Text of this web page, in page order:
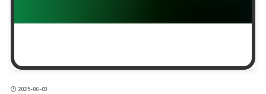
2025-06-03